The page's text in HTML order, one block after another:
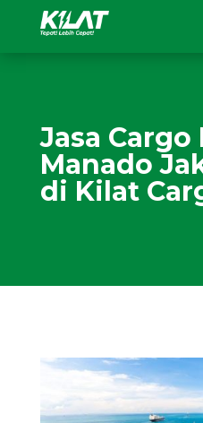
Jasa
Manado
di Kilat